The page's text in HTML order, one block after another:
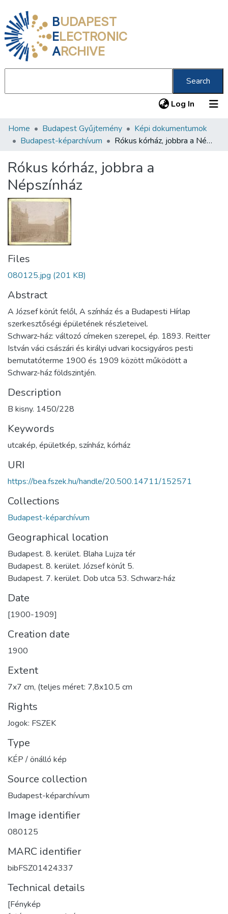
BUDAPEST
ELECTRONIC
ARCHIVE
Search
Log In (current)
Communities & Collections
Statistics
About us
Home Budapest Gyűjtemény
Képi dokumentumok
Budapest-képarchívum
Rókus kórház, jobbra a Népszínház
Rókus kórház, jobbra a
Népszínház
Files
080125.jpg (201 KB)
Abstract
A József körút felől, A színház és a Budapesti Hírlap
szerkesztőségi épületének részleteivel.
Schwarz-ház: változó címeken szerepel, ép. 1893. Reitter
István váci császári és királyi udvari kocsigyáros pesti
bemutatóterme 1900 és 1909 között működött a
Schwarz-ház földszintjén.
Description
B kisny. 1450/228
Keywords
utcakép, épületkép, színház, kórház
URI
https://bea.fszek.hu/handle/20.500.14711/152571
Collections
Budapest-képarchívum
Geographical location
Budapest. 8. kerület. Blaha Lujza tér
Budapest. 8. kerület. József körút 5.
Budapest. 7. kerület. Dob utca 53. Schwarz-ház
Date
[1900-1909]
Creation date
1900
Extent
7x7 cm, (teljes méret: 7,8x10.5 cm
Rights
Jogok: FSZEK
Type
KÉP / önálló kép
Source collection
Budapest-képarchívum
Image identifier
080125
MARC identifier
bibFSZ01424337
Technical details
[Fénykép